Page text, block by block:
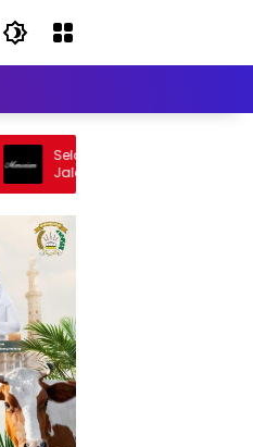
Selamat Jalan Sang Inspirator,
Jalan Abangku Yuslam Idris